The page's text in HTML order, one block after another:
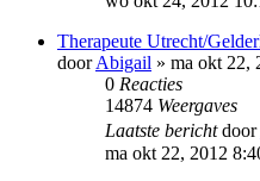
Therapeute Utrecht/
doorAbigail » ma okt 22,
0 Reacties
14874 Weergaves
Laatste berichtdoor
ma okt 22, 2012